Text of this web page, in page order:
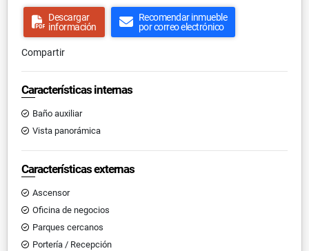
Descargar
información
Recomendar inmueble
por correo electrónico
Compartir
Características internas
Baño auxiliar
Vista panorámica
Características externas
Ascensor
Oficina de negocios
Parques cercanos
Portería / Recepción